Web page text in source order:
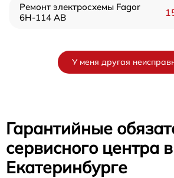
Ремонт электросхемы Fagor
6H-114 AB
У меня другая
Гарантийные
сервисного центра в
Екатеринбурге